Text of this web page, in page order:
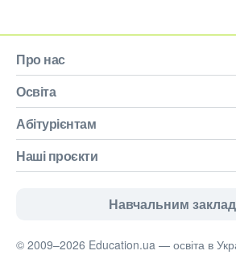
Про нас
Освіта
Абітурієнтам
Наші проєкти
Навчальним
© 2009–2026 Education.ua — освіта в